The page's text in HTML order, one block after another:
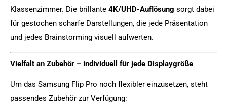
Klassenzimmer. Die brillante 4K/UHD-Auflösung sorgt dabei
für gestochen scharfe Darstellungen, die jede Präsentation
und jedes Brainstorming visuell aufwerten.
Vielfalt an Zubehör – individuell für jede Displaygröße
Um das Samsung Flip Pro noch flexibler einzusetzen, steht
passendes Zubehör zur Verfügung: